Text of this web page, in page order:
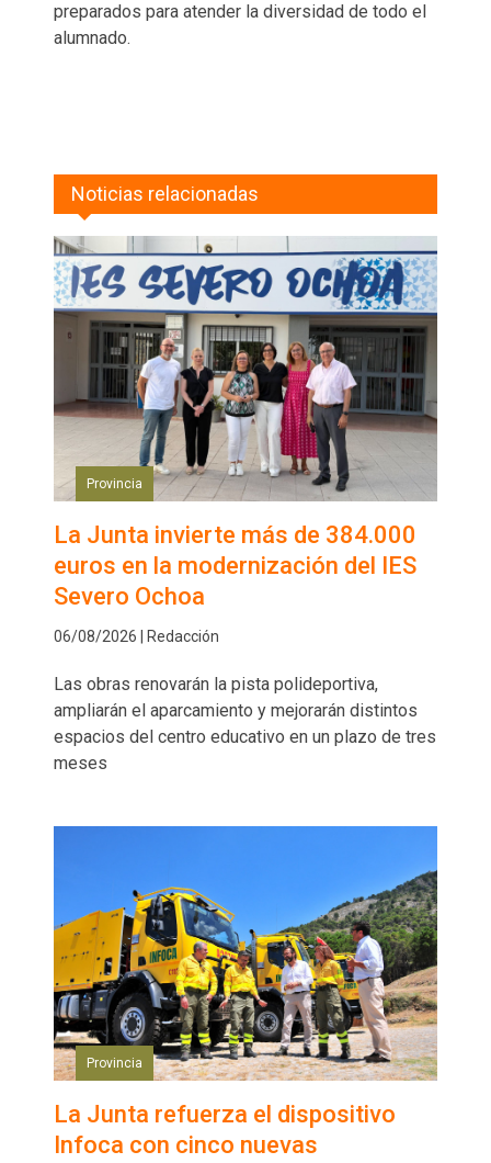
preparados para atender la diversidad de todo el
alumnado.
Noticias relacionadas
Provincia
La Junta invierte más de 384.000
euros en la modernización del IES
Severo Ochoa
06/08/2026 | Redacción
Las obras renovarán la pista polideportiva,
ampliarán el aparcamiento y mejorarán distintos
espacios del centro educativo en un plazo de tres
meses
Provincia
La Junta refuerza el dispositivo
Infoca con cinco nuevas